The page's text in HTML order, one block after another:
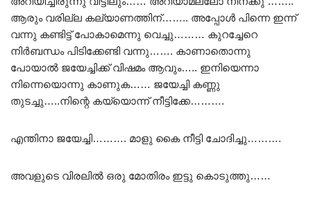
ആരും വരില്ല കല്യാണത്തിന്…….. അപ്പോൾ പിന്നെ ഇന്ന്
വന്നു കണ്ടിട്ട് പോകാമെന്നു വെച്ചു……… കുറച്ചേറെ
നിർബന്ധം പിടിക്കേണ്ടി വന്നു……. കാണാതൊന്നു
പോയാൽ ജയേച്ചിക്ക് വിഷമം ആവും….. ഇനിയെന്നാ
നിന്നെയൊന്നു കാണുക…… ജയേച്ചി കണ്ണു
തുടച്ചു…..നിന്റെ കയ്യൊന്ന് നീട്ടിക്കേ……….
എന്തിനാ ജയേച്ചി………. മാളു കൈ നീട്ടി ചോദിച്ചു……….
അവളുടെ വിരലിൽ ഒരു മോതിരം ഇട്ടു കൊടുത്തു……